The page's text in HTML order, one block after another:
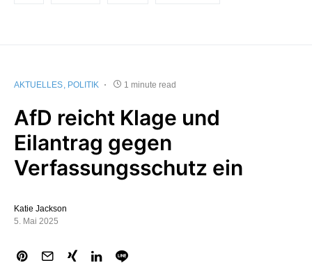
AKTUELLES POLITIK 1 minute read
AfD reicht Klage und
Eilantrag gegen
Verfassungsschutz ein
Katie Jackson
5. Mai 2025